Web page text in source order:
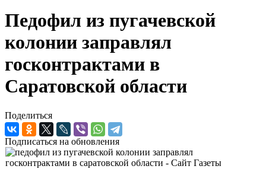
Педофил из пугачевской
колонии заправлял
госконтрактами в
Саратовской области
Поделиться
Подписаться на обновления